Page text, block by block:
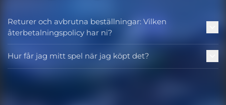
Returer och avbrutna beställningar: Vilken
återbetalningspolicy har ni?
Hur får jag mitt spel när jag köpt det?